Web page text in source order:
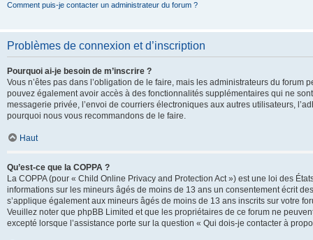
Comment puis-je contacter un administrateur du forum ?
Problèmes de connexion et d’inscription
Pourquoi ai-je besoin de m’inscrire ?
Vous n’êtes pas dans l’obligation de le faire, mais les administrateurs du
pouvez également avoir accès à des fonctionnalités supplémentaires qui ne
messagerie privée, l’envoi de courriers électroniques aux autres utilisateurs,
pourquoi nous vous recommandons de le faire.
Haut
Qu’est-ce que la COPPA ?
La COPPA (pour « Child Online Privacy and Protection Act ») est une loi des
informations sur les mineurs âgés de moins de 13 ans un consentement écrit
s’applique également aux mineurs âgés de moins de 13 ans inscrits sur votre
Veuillez noter que phpBB Limited et que les propriétaires de ce forum ne
excepté lorsque l’assistance porte sur la question « Qui dois-je contacter à